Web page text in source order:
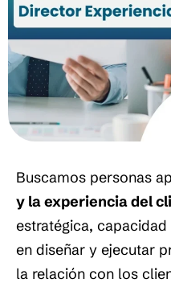
Buscamos personas
y la experiencia del
estratégica,
en diseñar y ejecutar
la relación con los